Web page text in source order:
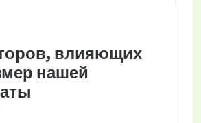
влияющих
нашей